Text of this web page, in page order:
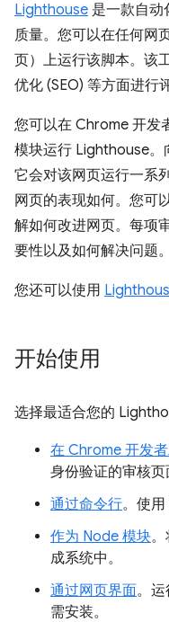
Lighthouse 是一款自动
质量。您可以在任何网
页）上运行该脚本。该
优化 (SEO) 等方面进行
您可以在 Chrome 开发
模块运行 Lighthouse。
它会对该网页运行一系
网页的表现如何。您可
解如何改进网页。每项
要性以及如何解决问题。
您还可以使用
开始使用
选择最适合您的
在 Chrome 开发
身份验证的审核页
通过命令行。使用
作为 Node 模块
成系统中。
通过网页界面。
需安装。